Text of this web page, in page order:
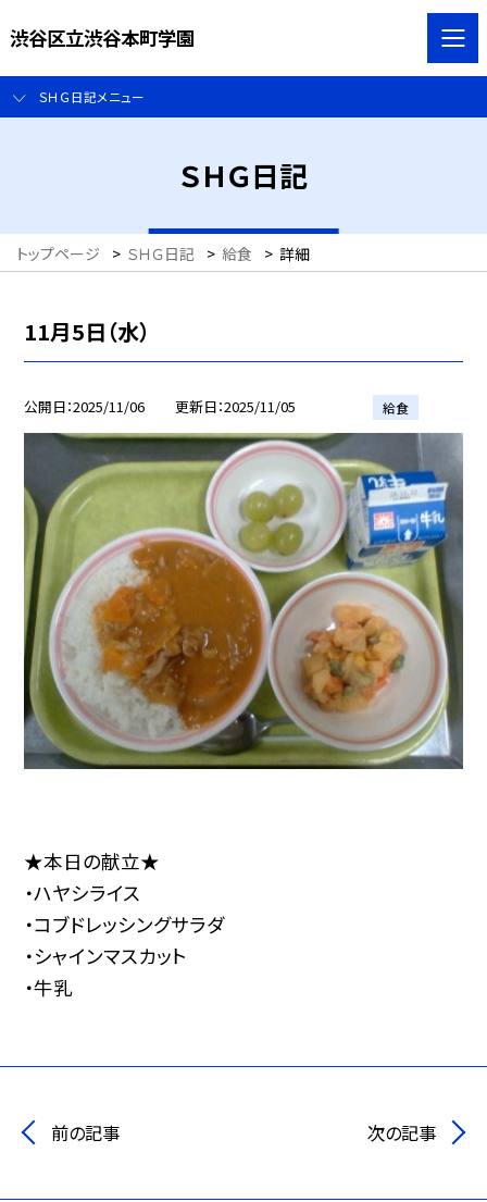
渋谷区立渋谷本町学園
ＳＨＧ日記メニュー
ＳＨＧ日記
トップページ > ＳＨＧ日記 > 給食 > 詳細
11月5日（水）
公開日 2025/11/06 更新日 2025/11/05 給食
★本日の献立★
・ハヤシライス
・コブドレッシングサラダ
・シャインマスカット
・牛乳
前の記事 次の記事